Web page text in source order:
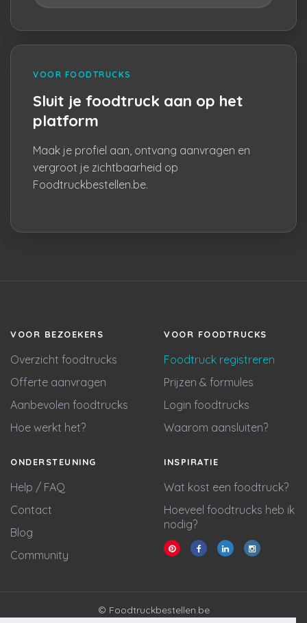
VOOR FOODTRUCKS
Sluit je foodtruck aan op het
platform
Maak je profiel aan, ontvang aanvragen en
vergroot je zichtbaarheid op
Foodtruckbestellen.be.
VOOR BEZOEKERS
Overzicht foodtrucks
Offerte aanvragen
Aanbevolen foodtrucks
Hoe werkt het?
VOOR FOODTRUCKS
Foodtruck registreren
Prijzen & formules
Login foodtrucks
Waarom aansluiten?
ONDERSTEUNING
Help / FAQ
Contact
Blog
Community
INSPIRATIE
Wat kost een foodtruck?
Hoeveel foodtrucks heb ik
nodig?
© Foodtruckbestellen.be